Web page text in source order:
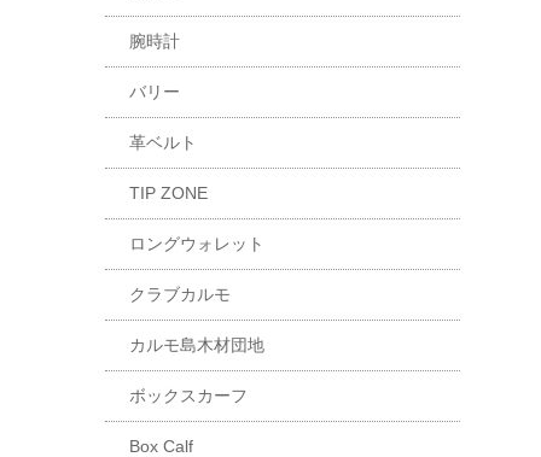
腕時計
バリー
革ベルト
TIP ZONE
ロングウォレット
クラブカルモ
カルモ島木材団地
ボックスカーフ
Box Calf